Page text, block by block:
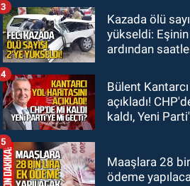
ihtiyaç var
GÜNDEM
21:50Yoldan çıktı karşı
şeride fırladı:
Kazada ölü
yükseldi: Eşinin
ardından
kaybetti
3
Bülent Kantarcı
açıkladı!
kaldı, Yeni
4
Maaşlara 28
ödeme
5